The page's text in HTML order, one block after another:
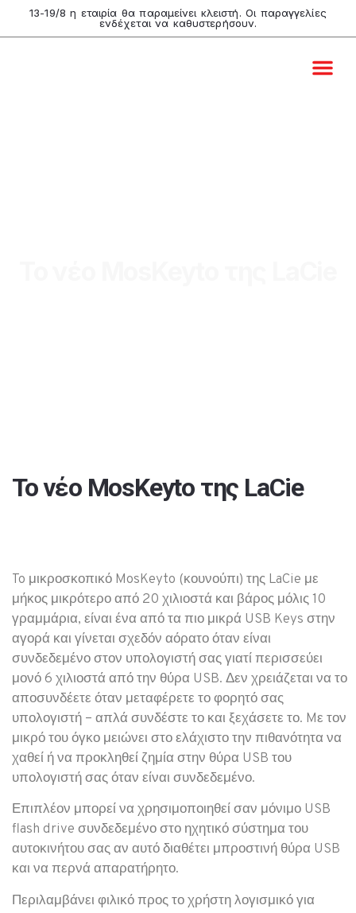
13-19/8 η εταιρία θα παραμείνει κλειστή. Οι παραγγελίες
ενδέχεται να καθυστερήσουν.
Το νέο MosKeyto της LaCie
To μικροσκοπικό MosKeyto (κουνούπι) της LaCie με
μήκος μικρότερο από 20 χιλιοστά και βάρος μόλις 10
γραμμάρια, είναι ένα από τα πιο μικρά USB Keys στην
αγορά και γίνεται σχεδόν αόρατο όταν είναι
συνδεδεμένο στον υπολογιστή σας γιατί περισσεύει
μονό 6 χιλιοστά από την θύρα USB. Δεν χρειάζεται να το
αποσυνδέετε όταν μεταφέρετε το φορητό σας
υπολογιστή – απλά συνδέστε το και ξεχάσετε το. Mε τον
μικρό του όγκο μειώνει στο ελάχιστο την πιθανότητα να
χαθεί ή να προκληθεί ζημία στην θύρα USB του
υπολογιστή σας όταν είναι συνδεδεμένο.
Επιπλέον μπορεί να χρησιμοποιηθεί σαν μόνιμο USB
flash drive συνδεδεμένο στο ηχητικό σύστημα του
αυτοκινήτου σας αν αυτό διαθέτει μπροστινή θύρα USB
και να περνά απαρατήρητο.
Περιλαμβάνει φιλικό προς το χρήστη λογισμικό για